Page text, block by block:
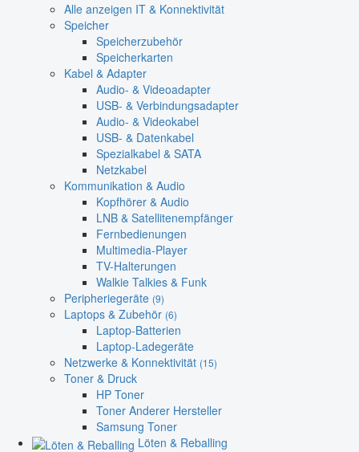
Alle anzeigen IT & Konnektivität
Speicher
Speicherzubehör
Speicherkarten
Kabel & Adapter
Audio- & Videoadapter
USB- & Verbindungsadapter
Audio- & Videokabel
USB- & Datenkabel
Spezialkabel & SATA
Netzkabel
Kommunikation & Audio
Kopfhörer & Audio
LNB & Satellitenempfänger
Fernbedienungen
Multimedia-Player
TV-Halterungen
Walkie Talkies & Funk
Peripheriegeräte (9)
Laptops & Zubehör (6)
Laptop-Batterien
Laptop-Ladegeräte
Netzwerke & Konnektivität (15)
Toner & Druck
HP Toner
Toner Anderer Hersteller
Samsung Toner
Löten & Reballing